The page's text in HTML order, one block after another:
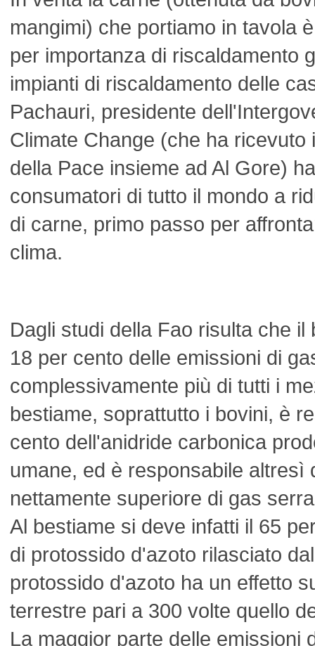
mangimi) che portiamo in tavola
per importanza di riscaldamento
impianti di riscaldamento delle
Pachauri, presidente
Climate Change (che ha ricevuto
della Pace insieme ad Al Gore)
consumatori di tutto il mondo a
di carne, primo passo per
clima.
Dagli studi della Fao risulta che il
18 per cento delle emissioni di
complessivamente più di tutti i
bestiame, soprattutto i bovini, è
cento dell'anidride carbonica
umane, ed è responsabile altresì
nettamente superiore di gas
Al bestiame si deve infatti il 65
di protossido d'azoto rilasciato
protossido d'azoto ha un effetto
terrestre pari a 300 volte quello
La maggior parte delle emissioni